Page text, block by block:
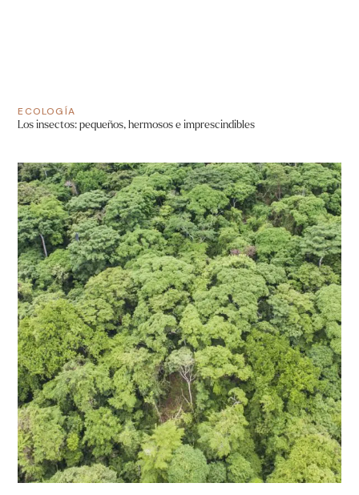
ECOLOGÍA
Los insectos: pequeños, hermosos e imprescindibles